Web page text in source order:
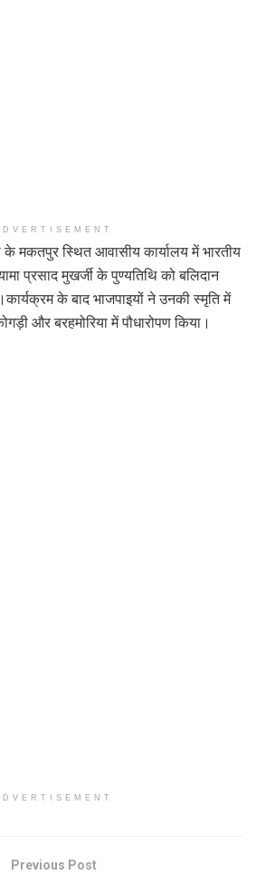
के मकतपुर स्थित आवासीय कार्यालय में भारतीय
प्रसाद मुखर्जी के पुण्यतिथि को बलिदान
के बाद भाजपाइयों ने उनकी स्मृति में
और बरहमोरिया में पौधारोपण किया।
Previous Post